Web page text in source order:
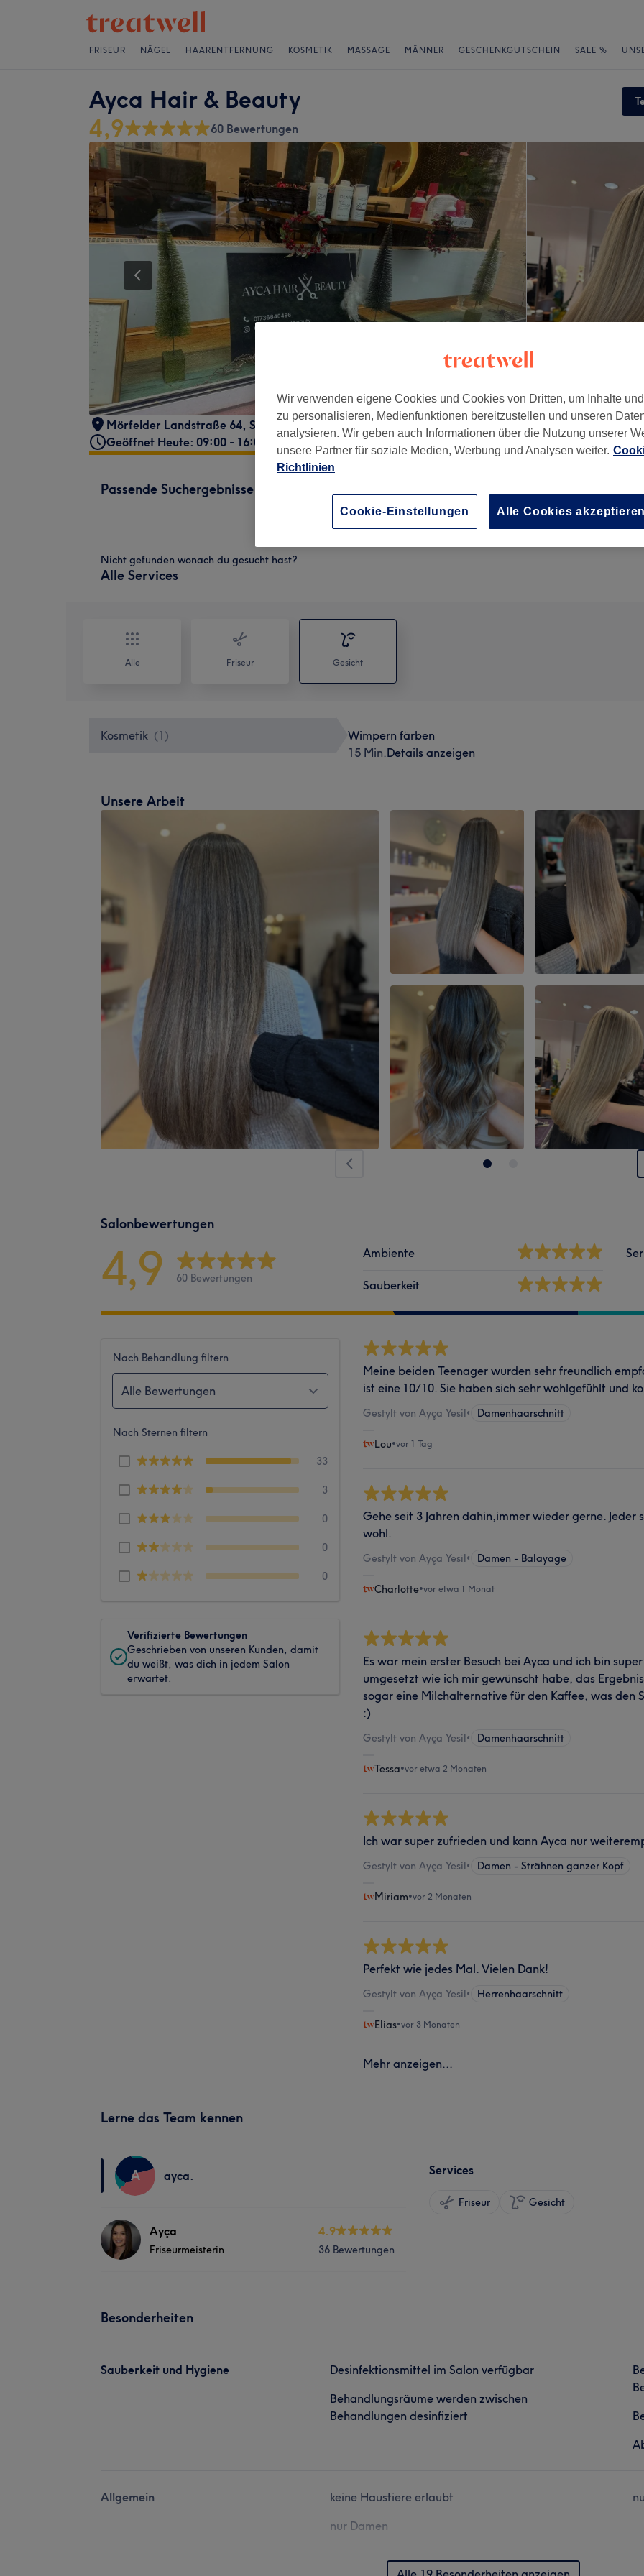
FRISEUR NÄGEL HAARENTFERNUNG KOSMETIK MASSAGE MÄNNER GESCHENKGUTSCHEIN SALE %
Ayca Hair & Beauty
4,9 60 Bewertungen
Mörfelder Landstraße 64, Sachsenhausen, Frankfurt am Main, 60598
Geöffnet Heute: 09:00 - 16:00
Passende Suchergebnisse
15 Min.Details anzeigen
Nicht gefunden wonach du gesucht hast?
Alle Services
Alle Friseur Gesicht
Kosmetik (1 )
Wimpern färben
15 Min.Details anzeigen
Unsere Arbeit
Salonbewertungen
4,9 60 Bewertungen
Ambiente
Sauberkeit
Nach Behandlung filtern
Alle Bewertungen
Nach Sternen filtern
33
3
0
0
0
Verifizierte Bewertungen
Geschrieben von unseren Kunden, damit
du weißt, was dich in jedem Salon
erwartet.
Meine beiden Teenager wurden sehr freundlich
ist eine 10/10. Sie haben sich sehr wohlgefühlt und
Gestylt von Ayça Yesil• Damenhaarschnitt
Lou•vor 1 Tag
Gehe seit 3 Jahren dahin,immer wieder gerne. Jeder
wohl.
Gestylt von Ayça Yesil• Damen - Balayage
Charlotte•vor etwa 1 Monat
Es war mein erster Besuch bei Ayca und ich bin
umgesetzt wie ich mir gewünscht habe, das
sogar eine Milchalternative für den Kaffee, was den
:)
Gestylt von Ayça Yesil• Damenhaarschnitt
Tessa•vor etwa 2 Monaten
Ich war super zufrieden und kann Ayca nur
Gestylt von Ayça Yesil• Damen - Strähnen ganzer Kopf
Miriam•vor 2 Monaten
Perfekt wie jedes Mal. Vielen Dank!
Gestylt von Ayça Yesil• Herrenhaarschnitt
Elias•vor 3 Monaten
Mehr anzeigen...
Lerne das Team kennen
A ayca.
Ayça
Friseurmeisterin
4.9
36 Bewertungen
Services
Friseur Gesicht
Besonderheiten
Sauberkeit und Hygiene
Desinfektionsmittel im Salon verfügbar
Behandlungsräume werden zwischen
Behandlungen desinfiziert
Allgemein
keine Haustiere erlaubt
nur Damen
Wir verwenden eigene Cookies und Cookies von Dritten, um Inhalte
zu personalisieren, Medienfunktionen bereitzustellen und unseren
analysieren. Wir geben auch Informationen über die Nutzung unserer
unsere Partner für soziale Medien, Werbung und Analysen weiter.
Richtlinien
Cookie-Einstellungen Alle Cookies